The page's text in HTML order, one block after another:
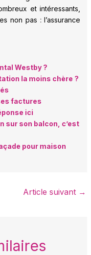
et intéressants,
non pas : l’assurance
Westby ?
la moins chère ?
factures
ici
sur son balcon, c’est
pour maison
Article suivant →